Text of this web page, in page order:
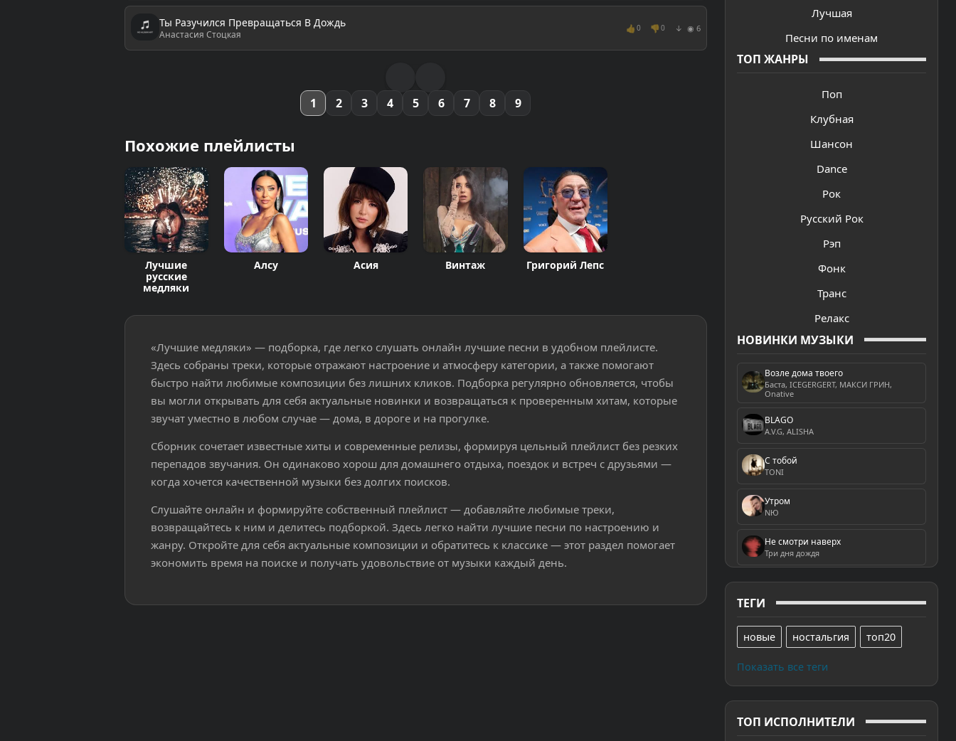
Лучшая
Песни по именам
ТОП ЖАНРЫ
Поп
Клубная
Шансон
Dance
Рок
Русский Рок
Рэп
Фонк
Транс
Релакс
НОВИНКИ МУЗЫКИ
Возле дома твоего
Баста, ICEGERGERT, МАКСИ ГРИН,
Onative
BLAGO
A.V.G, ALISHA
С тобой
TONI
Утром
NЮ
Не смотри наверх
Три дня дождя
ТЕГИ
новые ностальгия топ20
Показать все теги
ТОП ИСПОЛНИТЕЛИ
Ты Разучился Превращаться В Дождь
Анастасия Стоцкая
👍 0 👎 0 ↓ ◉ 6
1 2 3 4 5 6 7 8 9
Похожие плейлисты
Лучшие
русские
медляки
Алсу Асия Винтаж Григорий Лепс
«Лучшие медляки» — подборка, где легко слушать онлайн лучшие песни в удобном плейлисте.
Здесь собраны треки, которые отражают настроение и атмосферу категории, а также помогают
быстро найти любимые композиции без лишних кликов. Подборка регулярно обновляется, чтобы
вы могли открывать для себя актуальные новинки и возвращаться к проверенным хитам, которые
звучат уместно в любом случае — дома, в дороге и на прогулке.
Сборник сочетает известные хиты и современные релизы, формируя цельный плейлист без резких
перепадов звучания. Он одинаково хорош для домашнего отдыха, поездок и встреч с друзьями —
когда хочется качественной музыки без долгих поисков.
Слушайте онлайн и формируйте собственный плейлист — добавляйте любимые треки,
возвращайтесь к ним и делитесь подборкой. Здесь легко найти лучшие песни по настроению и
жанру. Откройте для себя актуальные композиции и обратитесь к классике — этот раздел помогает
экономить время на поиске и получать удовольствие от музыки каждый день.